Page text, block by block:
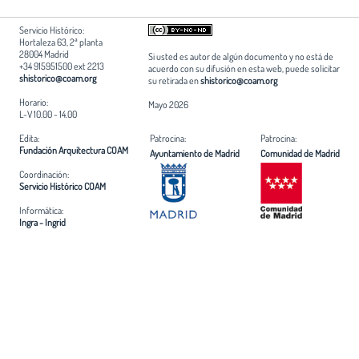
Servicio Histórico:
Hortaleza 63, 2ª planta
28004 Madrid
+34 915951500 ext 2213
shistorico@coam.org
Horario:
L-V 10.00 - 14.00
Si usted es autor de algún documento y no está de
acuerdo con su difusión en esta web, puede solicitar
su retirada enshistorico@coam.org
Mayo 2026
Edita:
Fundación Arquitectura COAM
Coordinación:
Servicio Histórico COAM
Informática:
Ingra - Ingrid
Patrocina:
Ayuntamiento de Madrid
Patrocina:
Comunidad de Madrid